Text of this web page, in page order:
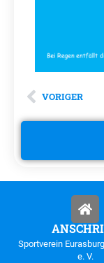
VORIGER
Sportverein
e. V.